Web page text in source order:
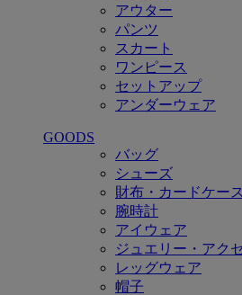
アウター
パンツ
スカート
ワンピース
セットアップ
アンダーウェア
GOODS
バッグ
シューズ
財布・カードケース
腕時計
アイウェア
ジュエリー・アク
レッグウェア
帽子